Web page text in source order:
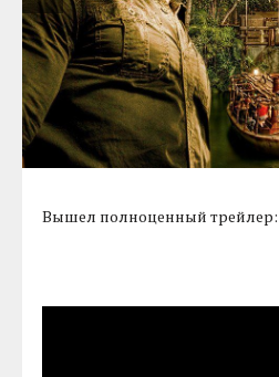
Вышел полноценный трейлер: